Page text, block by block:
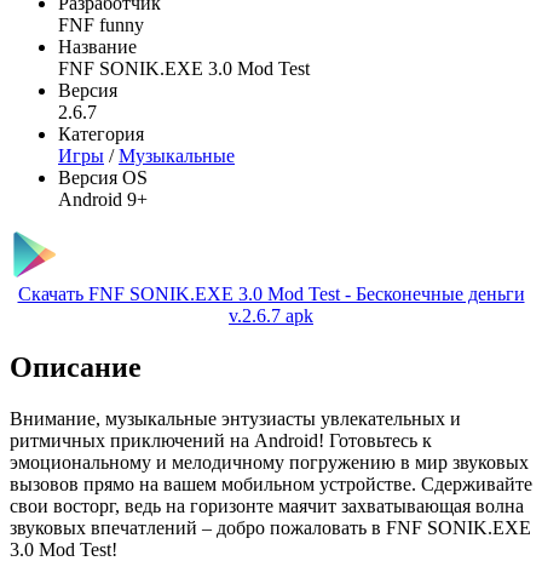
FNF funny
Название
FNF SONIK.EXE 3.0 Mod Test
Версия
2.6.7
Категория
Игры /Музыкальные
Версия OS
Android 9+
Скачать FNF SONIK.EXE 3.0 Mod Test - Бесконечные деньги
v.2.6.7 apk
Описание
Внимание, музыкальные энтузиасты увлекательных и
ритмичных приключений на Android! Готовьтесь к
эмоциональному и мелодичному погружению в мир звуковых
вызовов прямо на вашем мобильном устройстве. Сдерживайте
свои восторг, ведь на горизонте маячит захватывающая волна
звуковых впечатлений – добро пожаловать в FNF SONIK.EXE
3.0 Mod Test!